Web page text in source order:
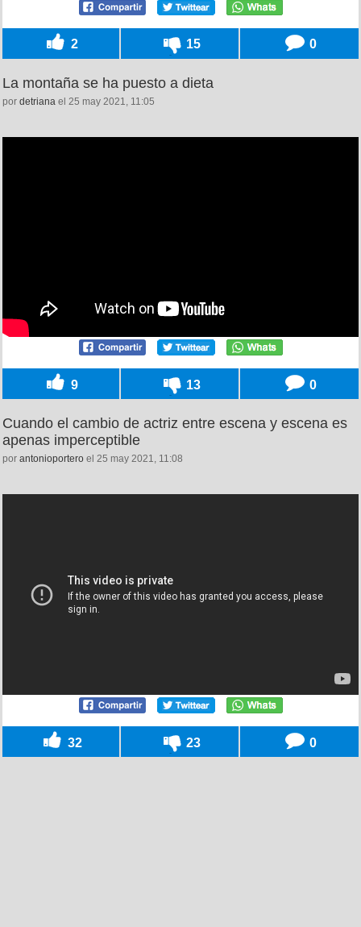
2 15 0
La montaña se ha puesto a dieta
por detriana el 25 may 2021, 11:05
9 13 0
Cuando el cambio de actriz entre escena y escena es
apenas imperceptible
por antonioportero el 25 may 2021, 11:08
32 23 0